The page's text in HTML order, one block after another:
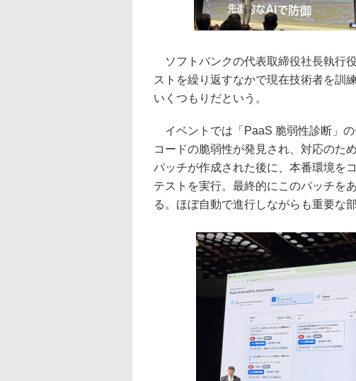
ソフトバンクの代表取締役社長執行
ストを繰り返すなかで現在技術者を訓
いくつもりだという。
イベントでは「PaaS 脆弱性診断」
コードの脆弱性が発見され、対応のた
パッチが作成された後に、本番環境を
テストを実行。最終的にこのパッチを
る。ほぼ自動で進行しながらも重要な